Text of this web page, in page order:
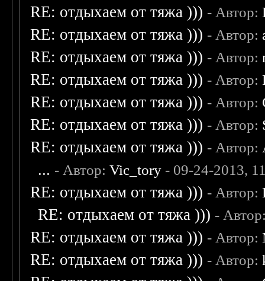
RE: отдыхаем от тяжа ))) - Автор:
RE: отдыхаем от тяжа ))) - Автор:
RE: отдыхаем от тяжа ))) - Автор:
RE: отдыхаем от тяжа ))) - Автор:
RE: отдыхаем от тяжа ))) - Автор:
RE: отдыхаем от тяжа ))) - Автор:
RE: отдыхаем от тяжа ))) - Автор:
... - Автор:Vic_tory - 09-24-2013,
RE: отдыхаем от тяжа ))) - Автор:
RE: отдыхаем от тяжа ))) -
RE: отдыхаем от тяжа ))) - Автор:
RE: отдыхаем от тяжа ))) - Автор: